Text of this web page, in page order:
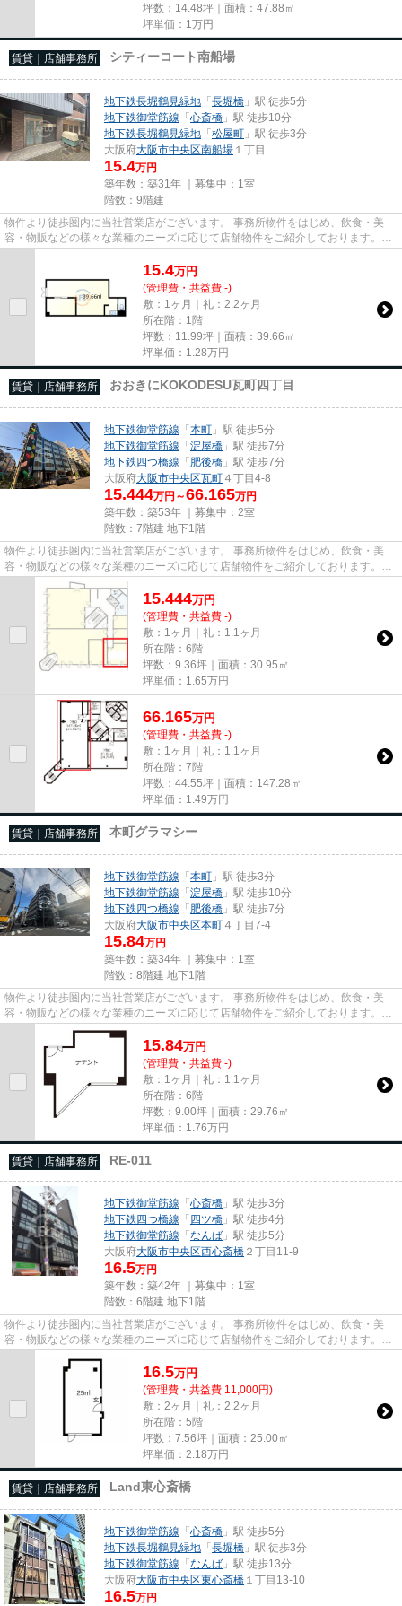
坪数：14.48坪｜面積：47.88㎡
坪単価： 1 万円
賃貸｜店舗事務所 シティーコート南船場
地下鉄長堀鶴見緑地 「長堀橋 」駅 徒歩5分
地下鉄御堂筋線 「心斎橋 」駅 徒歩10分
地下鉄長堀鶴見緑地 「松屋町 」駅 徒歩3分
大阪府大阪市中央区南船場 １丁目
15.4万円
築年数：築31年 ｜募集中： 1室
階数：9階建
物件より徒歩圏内に当社営業店がございます。 事務所物件をはじめ、飲食・美
容・物販などの様々な業種のニーズに応じて店舗物件をご紹介しております。
尚、弊社ではおとり広告は一切...
15.4万円
(管理費・共益費 -)
敷：1ヶ月｜礼：2.2ヶ月
所在階：1階
坪数：11.99坪｜面積：39.66㎡
坪単価： 1.28万円
賃貸｜店舗事務所 おおきにKOKODESU瓦町四丁目
地下鉄御堂筋線 「本町 」駅 徒歩5分
地下鉄御堂筋線 「淀屋橋 」駅 徒歩7分
地下鉄四つ橋線 「肥後橋 」駅 徒歩7分
大阪府大阪市中央区瓦町 ４丁目4-8
15.444万円～66.165万円
築年数：築53年 ｜募集中： 2室
階数：7階建 地下1階
物件より徒歩圏内に当社営業店がございます。 事務所物件をはじめ、飲食・美
容・物販などの様々な業種のニーズに応じて店舗物件をご紹介しております。
尚、弊社ではおとり広告は一切...
15.444万円
(管理費・共益費 -)
敷：1ヶ月｜礼：1.1ヶ月
所在階：6階
坪数：9.36坪｜面積：30.95㎡
坪単価： 1.65万円
66.165万円
(管理費・共益費 -)
敷：1ヶ月｜礼：1.1ヶ月
所在階：7階
坪数：44.55坪｜面積：147.28㎡
坪単価： 1.49万円
賃貸｜店舗事務所 本町グラマシー
地下鉄御堂筋線 「本町 」駅 徒歩3分
地下鉄御堂筋線 「淀屋橋 」駅 徒歩10分
地下鉄四つ橋線 「肥後橋 」駅 徒歩7分
大阪府大阪市中央区本町 ４丁目7-4
15.84万円
築年数：築34年 ｜募集中： 1室
階数：8階建 地下1階
物件より徒歩圏内に当社営業店がございます。 事務所物件をはじめ、飲食・美
容・物販などの様々な業種のニーズに応じて店舗物件をご紹介しております。
尚、弊社ではおとり広告は一切...
15.84万円
(管理費・共益費 -)
敷：1ヶ月｜礼：1.1ヶ月
所在階：6階
坪数：9.00坪｜面積：29.76㎡
坪単価： 1.76万円
賃貸｜店舗事務所 RE-011
地下鉄御堂筋線 「心斎橋 」駅 徒歩3分
地下鉄四つ橋線 「四ツ橋 」駅 徒歩4分
地下鉄御堂筋線 「なんば 」駅 徒歩5分
大阪府大阪市中央区西心斎橋 ２丁目11-9
16.5万円
築年数：築42年 ｜募集中： 1室
階数：6階建 地下1階
物件より徒歩圏内に当社営業店がございます。 事務所物件をはじめ、飲食・美
容・物販などの様々な業種のニーズに応じて店舗物件をご紹介しております。
尚、弊社ではおとり広告は一切...
16.5万円
(管理費・共益費 11,000円)
敷：2ヶ月｜礼：2.2ヶ月
所在階：5階
坪数：7.56坪｜面積：25.00㎡
坪単価： 2.18万円
賃貸｜店舗事務所 Land東心斎橋
地下鉄御堂筋線 「心斎橋 」駅 徒歩5分
地下鉄長堀鶴見緑地 「長堀橋 」駅 徒歩3分
地下鉄御堂筋線 「なんば 」駅 徒歩13分
大阪府大阪市中央区東心斎橋 １丁目13-10
16.5万円